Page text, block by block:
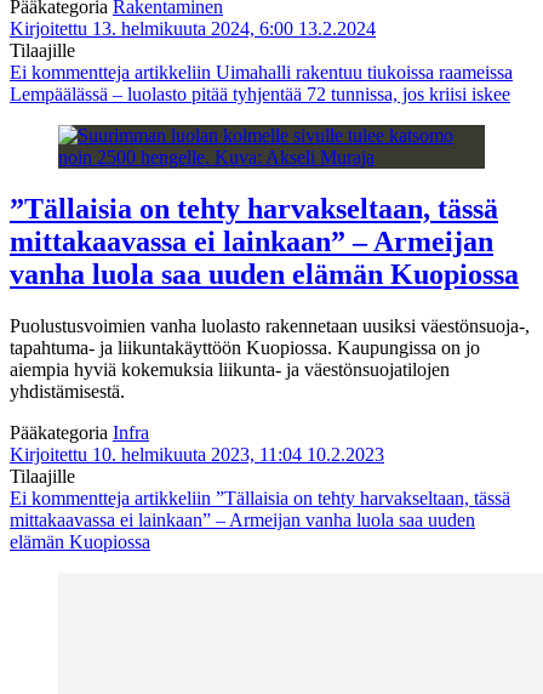
Pääkategoria Rakentaminen
Kirjoitettu 13. helmikuuta 2024, 6:00 13.2.2024
Tilaajille
Ei kommentteja artikkeliin Uimahalli rakentuu tiukoissa raameissa
Lempäälässä – luolasto pitää tyhjentää 72 tunnissa, jos kriisi iskee
”Tällaisia on tehty harvakseltaan, tässä
mittakaavassa ei lainkaan” – Armeijan
vanha luola saa uuden elämän Kuopiossa
Puolustusvoimien vanha luolasto rakennetaan uusiksi väestönsuoja-,
tapahtuma- ja liikuntakäyttöön Kuopiossa. Kaupungissa on jo
aiempia hyviä kokemuksia liikunta- ja väestönsuojatilojen
yhdistämisestä.
Pääkategoria Infra
Kirjoitettu 10. helmikuuta 2023, 11:04 10.2.2023
Tilaajille
Ei kommentteja artikkeliin ”Tällaisia on tehty harvakseltaan, tässä
mittakaavassa ei lainkaan” – Armeijan vanha luola saa uuden
elämän Kuopiossa